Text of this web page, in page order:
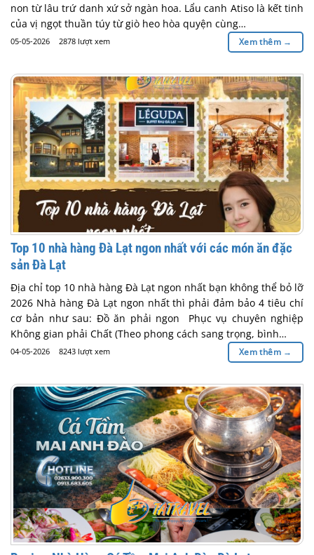
non từ lâu trứ danh xứ sở ngàn hoa. Lẩu canh Atiso là kết tinh
của vị ngọt thuần túy từ giò heo hòa quyện cùng…
05-05-2026 2878 lượt xem Xem thêm →
Top 10 nhà hàng Đà Lạt ngon nhất với các món ăn đặc
sản Đà Lạt
Địa chỉ top 10 nhà hàng Đà Lạt ngon nhất bạn không thể bỏ lỡ
2026 Nhà hàng Đà Lạt ngon nhất thì phải đảm bảo 4 tiêu chí
cơ bản như sau: Đồ ăn phải ngon Phục vụ chuyên nghiệp
Không gian phải Chất (Theo phong cách sang trọng, bình…
04-05-2026 8243 lượt xem Xem thêm →